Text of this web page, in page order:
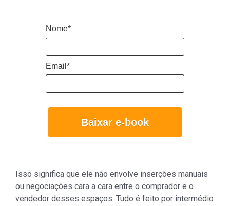
Nome*
Email*
Baixar e-book
Isso significa que ele não envolve inserções manuais
ou negociações cara a cara entre o comprador e o
vendedor desses espaços. Tudo é feito por intermédio